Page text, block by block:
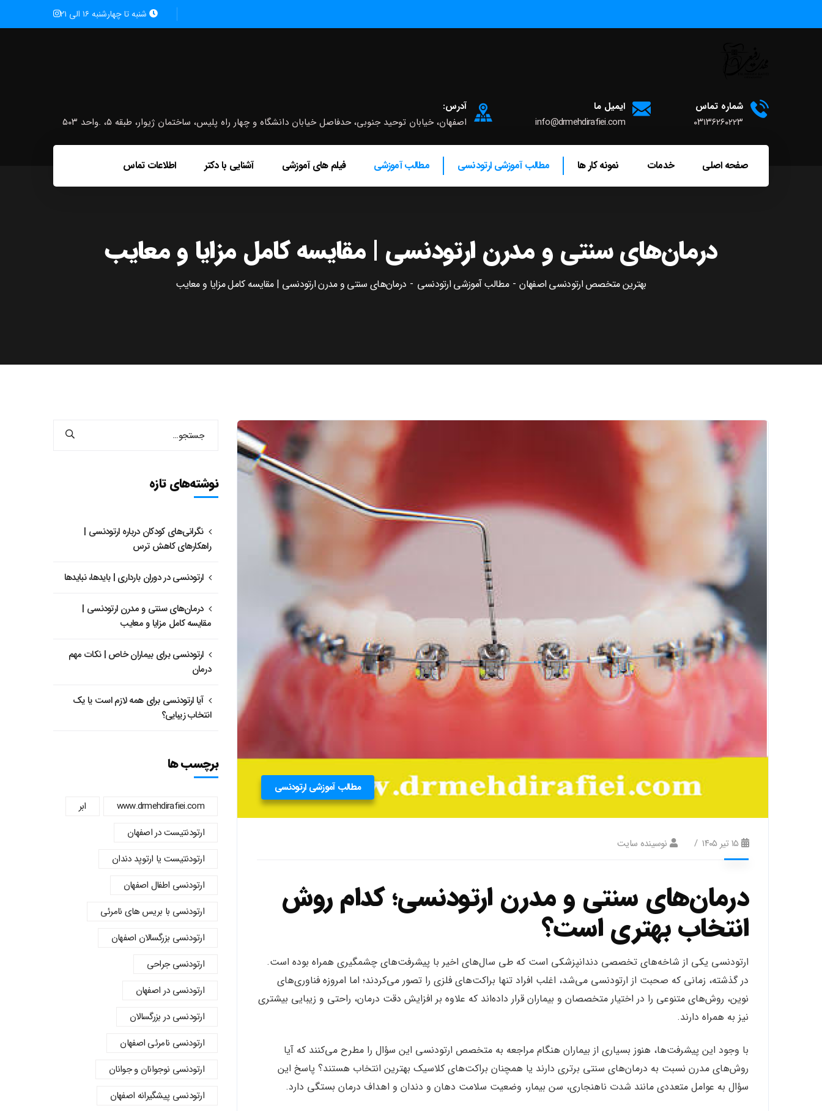
شنبه تا چهارشنبه ۱۶ الی ۲۱
شماره تماس
۰۳۱۳۶۲۶۰۲۲۳
ایمیل ما
info@drmehdirafiei.com
آدرس:
اصفهان، خیابان توحید جنوبی، حدفاصل خیابان دانشگاه و چهار راه پلیس، ساختمان ژیوار، طبقه ۵، .واحد ۵۰۳
صفحه اصلی خدمات نمونه کار ها مطالب آموزشی ارتودنسی مطالب آموزشی فیلم های آموزشی آشنایی با دکتر اطلاعات تماس
درمان‌های سنتی و مدرن ارتودنسی | مقایسه کامل مزایا و معایب
بهترین متخصص ارتودنسی اصفهان مطالب آموزشی ارتودنسی درمان‌های سنتی و مدرن ارتودنسی | مقایسه کامل مزایا و معایب
مطالب آموزشی ارتودنسی
۱۵ تیر ۱۴۰۵ نوسینده سایت
درمان‌های سنتی و مدرن ارتودنسی؛ کدام روش
انتخاب بهتری است؟
ارتودنسی یکی از شاخه‌های تخصصی دندانپزشکی است که طی سال‌های اخیر با پیشرفت‌های چشمگیری همراه بوده است.
در گذشته، زمانی که صحبت از ارتودنسی می‌شد، اغلب افراد تنها براکت‌های فلزی را تصور می‌کردند؛ اما امروزه فناوری‌های
نوین، روش‌های متنوعی را در اختیار متخصصان و بیماران قرار داده‌اند که علاوه بر افزایش دقت درمان، راحتی و زیبایی بیشتری
نیز به همراه دارند.
با وجود این پیشرفت‌ها، هنوز بسیاری از بیماران هنگام مراجعه به متخصص ارتودنسی این سؤال را مطرح می‌کنند که آیا
روش‌های مدرن نسبت به درمان‌های سنتی برتری دارند یا همچنان براکت‌های کلاسیک بهترین انتخاب هستند؟ پاسخ این
سؤال به عوامل متعددی مانند شدت ناهنجاری، سن بیمار، وضعیت سلامت دهان و دندان و اهداف درمان بستگی دارد.
نوشته‌های تازه
نگرانی‌های کودکان درباره ارتودنسی |
راهکارهای کاهش ترس
ارتودنسی در دوران بارداری | بایدها، نبایدها
درمان‌های سنتی و مدرن ارتودنسی |
مقایسه کامل مزایا و معایب
ارتودنسی برای بیماران خاص | نکات مهم
درمان
آیا ارتودنسی برای همه لازم است یا یک
انتخاب زیبایی؟
برچسب ها
www.drmehdirafiei.com
ابر
ارتودنتیست در اصفهان
ارتودنتیست یا ارتوپد دندان
ارتودنسي اطفال اصفهان
ارتودنسی با بریس های نامرئی
ارتودنسی بزرگسالان اصفهان
ارتودنسی جراحی
ارتودنسی در اصفهان
ارتودنسی در بزرگسالان
ارتودنسی نامرئی اصفهان
ارتودنسی نوجوانان و جوانان
ارتودنسی پیشگیرانه اصفهان